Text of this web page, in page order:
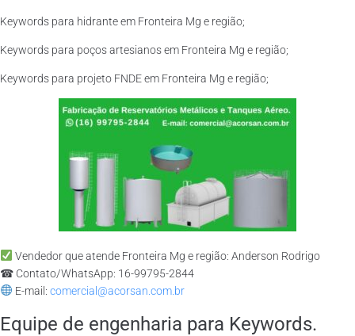
Keywords para hidrante em Fronteira Mg e região;
Keywords para poços artesianos em Fronteira Mg e região;
Keywords para projeto FNDE em Fronteira Mg e região;
Vendedor que atende Fronteira Mg e região: Anderson Rodrigo
☎ Contato/WhatsApp: 16-99795-2844
E-mail: comercial@acorsan.com.br
Equipe de engenharia para Keywords.